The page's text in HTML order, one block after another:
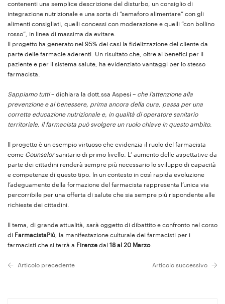
contenenti una semplice descrizione del disturbo, un consiglio di
integrazione nutrizionale e una sorta di “semaforo alimentare” con gli
alimenti consigliati, quelli concessi con moderazione e quelli “con bollino
rosso”, in linea di massima da evitare.
Il progetto ha generato nel 95% dei casi la fidelizzazione del cliente da
parte delle farmacie aderenti. Un risultato che, oltre ai benefici per il
paziente e per il sistema salute, ha evidenziato vantaggi per lo stesso
farmacista.
Sappiamo tutti– dichiara la dott.ssa Aspesi – che l’attenzione alla
prevenzione e al benessere, prima ancora della cura, passa per una
corretta educazione nutrizionale e, in qualità di operatore sanitario
territoriale, il farmacista può svolgere un ruolo chiave in questo ambito.
Il progetto è un esempio virtuoso che evidenzia il ruolo del farmacista
come Counselorsanitario di primo livello. L’ aumento delle aspettative da
parte dei cittadini renderà sempre più necessario lo sviluppo di capacità
e competenze di questo tipo. In un contesto in così rapida evoluzione
l’adeguamento della formazione del farmacista rappresenta l’unica via
percorribile per una offerta di salute che sia sempre più rispondente alle
richieste dei cittadini.
Il tema, di grande attualità, sarà oggetto di dibattito e confronto nel corso
di FarmacistaPiù , la manifestazione culturale dei farmacisti per i
farmacisti che si terrà a Firenze dal 18 al 20 Marzo.
Articolo precedente Articolo successivo